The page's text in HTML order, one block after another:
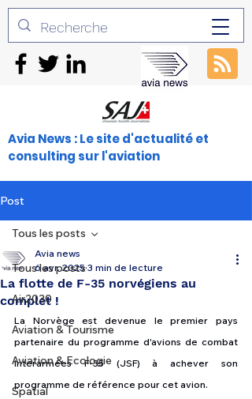
Avia News : Le site d'actualité et
consulting sur l'aviation
Post
Tous les posts
Air2030
Aviation & Tourisme
Aviation & Ecologie
Spatial
Tous les posts
La flotte de F-35 norvégiens au
complet !
Avia news
6 avr. 2025 3 min de lecture
La Norvège est devenue le premier pays
partenaire du programme d'avions de combat
interarmées F-35 (JSF) à achever son
programme de référence pour cet avion.